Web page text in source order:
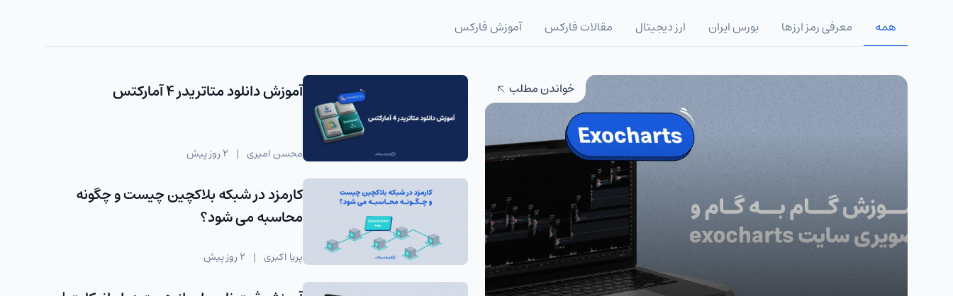
همه معرفی رمز ارزها بورس ایران ارز دیجیتال مقالات فارکس آموزش فارکس
خواندن مطلب آموزش دانلود متاتریدر 4 آمارکتس
محسن امیری | 2 روز پیش
کارمزد در شبکه بلاکچین چیست و چگونه
محاسبه می شود؟
پریا اکبری | 2 روز پیش